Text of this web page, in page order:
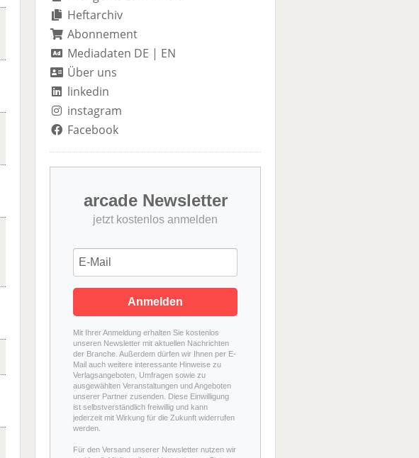
Heftarchiv
Abonnement
Mediadaten DE | EN
Über uns
linkedin
instagram
Facebook
arcade Newsletter
jetzt kostenlos anmelden
Anmelden
Mit Ihrer Anmeldung erhalten Sie kostenlos
unseren Newsletter mit aktuellen Nachrichten
der Branche. Außerdem dürfen wir Ihnen per E-
Mail auch weitere interessante Hinweise zu
Verlagsangeboten, Umfragen sowie zu
ausgewählten Veranstaltungen und Angeboten
unserer Partner zusenden. Diese Einwilligung
ist selbstverständlich freiwillig und kann
jederzeit mit Wirkung für die Zukunft widerrufen
werden.
Für den Versand unserer Newsletter nutzen wir